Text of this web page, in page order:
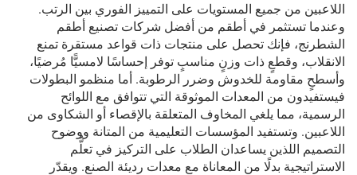
اللاعبين من جميع المستويات على التمييز الفوري بين الرتب.
وعندما تستثمر في أطقم من أفضل شركات تصنيع أطقم
الشطرنج، فإنك تحصل على منتجات ذات قواعد مستقرة تمنع
الانقلاب، وقطعٍ ذات وزنٍ مناسبٍ توفر إحساسًا لامسيًّا مُرضيًا،
وأسطحٍ مقاومة للخدوش وضرر الرطوبة. أما منظمو البطولات
فيستفيدون من المعدات الموثوقة التي تتوافق مع اللوائح
الرسمية، مما يلغي المخاوف المتعلقة بالإقصاء أو الشكاوى من
اللاعبين. وتستفيد المؤسسات التعليمية من المتانة ووضوح
التصميم اللذين يساعدان الطلاب على التركيز في تعلُّم
الاستراتيجية بدلًا من المعاناة مع معدات رديئة الصنع. ويقدّر